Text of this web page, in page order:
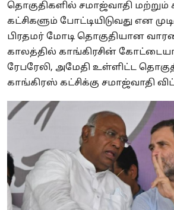
தொகுதிகளில் சமாஜ்வாதி மற்றும்
கட்சிகளும் போட்டியிடுவது என
பிரதமர் மோடி தொகுதியான
காலத்தில் காங்கிரசின்
ரேபரேலி, அமேதி உள்ளிட்ட
காங்கிரஸ் கட்சிக்கு சமாஜ்வாதி